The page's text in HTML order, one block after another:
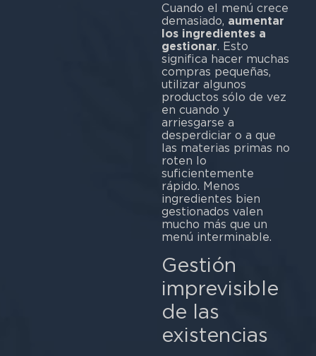
Cuando el menú crece
demasiado, aumentar
los ingredientes a
gestionar. Esto
significa hacer muchas
compras pequeñas,
utilizar algunos
productos sólo de vez
en cuando y
arriesgarse a
desperdiciar o a que
las materias primas no
roten lo
suficientemente
rápido. Menos
ingredientes bien
gestionados valen
mucho más que un
menú interminable.
Gestión
imprevisible
de las
existencias